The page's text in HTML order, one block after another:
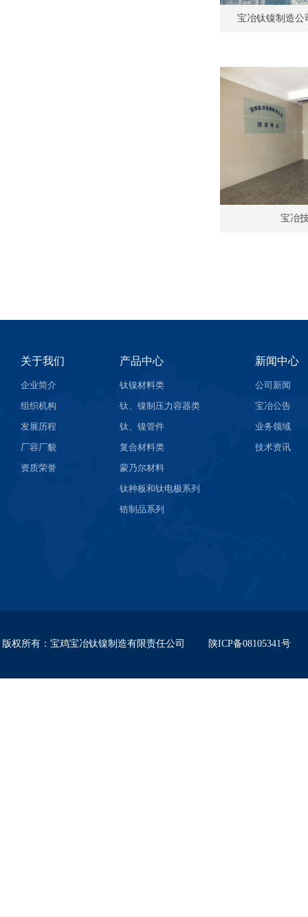
宝冶钛镍制造公
宝冶
关于我们
企业简介
组织机构
发展历程
厂容厂貌
资质荣誉
产品中心
钛镍材料类
钛、镍制压力容器类
钛、镍管件
复合材料类
蒙乃尔材料
钛种板和钛电极系列
锆制品系列
新闻中心
公司新闻
宝冶公告
业务领域
技术资讯
版权所有： 宝鸡宝冶钛镍制造有限责任公司 陕ICP备08105341号